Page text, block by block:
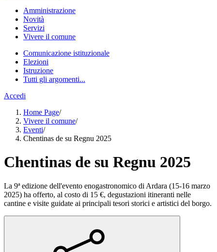
Amministrazione
Novità
Servizi
Vivere il comune
Comunicazione istituzionale
Elezioni
Istruzione
Tutti gli argomenti...
Accedi
Home Page/
Vivere il comune/
Eventi/
Chentinas de su Regnu 2025
Chentinas de su Regnu 2025
La 9ª edizione dell'evento enogastronomico di Ardara (15-16 marzo
2025) ha offerto, al costo di 15 €, degustazioni itineranti nelle
cantine e visite guidate ai principali tesori storici e artistici del borgo.